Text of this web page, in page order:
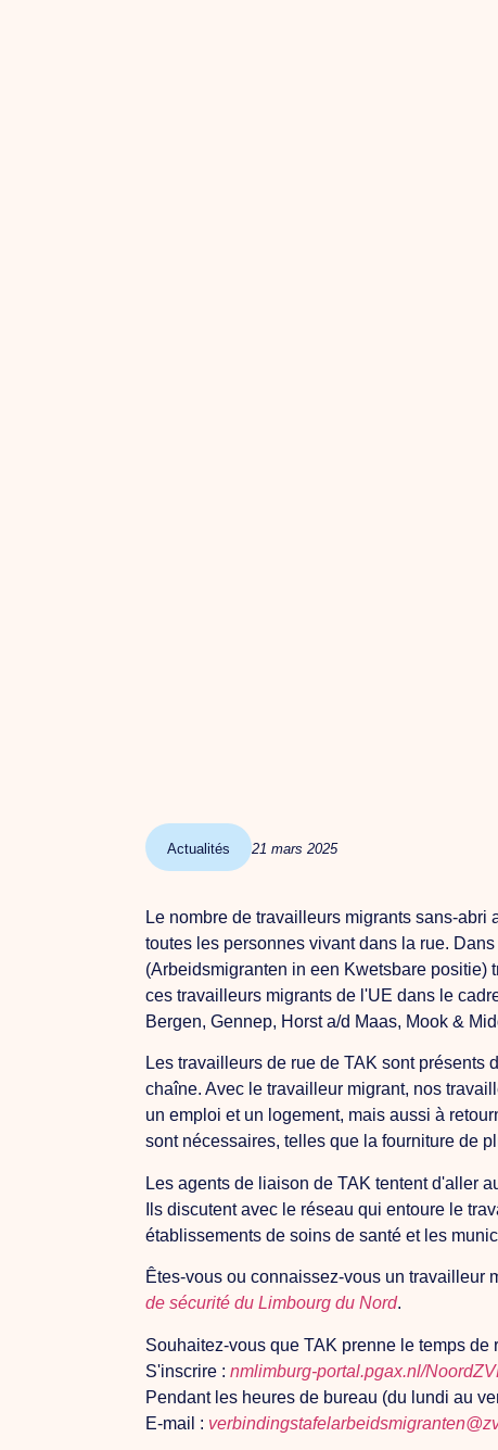
Actualités 21 mars 2025
Le nombre de travailleurs migrants sans-
toutes les personnes vivant dans la rue.
(Arbeidsmigranten in een Kwetsbare positie)
ces travailleurs migrants de l'UE dans le
Bergen, Gennep, Horst a/d Maas, Mook &
Les travailleurs de rue de TAK sont
chaîne. Avec le travailleur migrant, nos
un emploi et un logement, mais aussi à
sont nécessaires, telles que la fourniture de
Les agents de liaison de TAK tentent d'aller
Ils discutent avec le réseau qui entoure le
établissements de soins de santé et les
Êtes-vous ou connaissez-vous un travailleur
de sécurité du Limbourg du Nord.
Souhaitez-vous que TAK prenne le temps
S'inscrire :nmlimburg-portal.pgax.nl/
Pendant les heures de bureau (du lundi au
E-mail :